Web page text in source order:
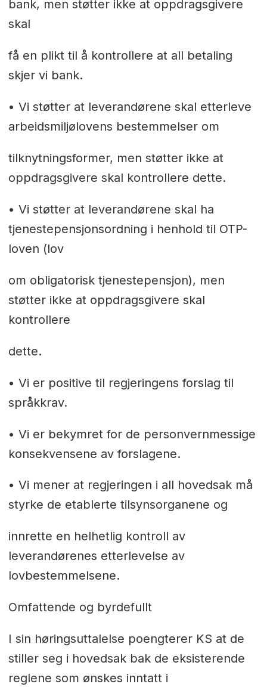
bank, men støtter ikke at oppdragsgivere
skal
få en plikt til å kontrollere at all betaling
skjer vi bank.
• Vi støtter at leverandørene skal etterleve
arbeidsmiljølovens bestemmelser om
tilknytningsformer, men støtter ikke at
oppdragsgivere skal kontrollere dette.
• Vi støtter at leverandørene skal ha
tjenestepensjonsordning i henhold til OTP-
loven (lov
om obligatorisk tjenestepensjon), men
støtter ikke at oppdragsgivere skal
kontrollere
dette.
• Vi er positive til regjeringens forslag til
språkkrav.
• Vi er bekymret for de personvernmessige
konsekvensene av forslagene.
• Vi mener at regjeringen i all hovedsak må
styrke de etablerte tilsynsorganene og
innrette en helhetlig kontroll av
leverandørenes etterlevelse av
lovbestemmelsene.
Omfattende og byrdefullt
I sin høringsuttalelse poengterer KS at de
stiller seg i hovedsak bak de eksisterende
reglene som ønskes inntatt i